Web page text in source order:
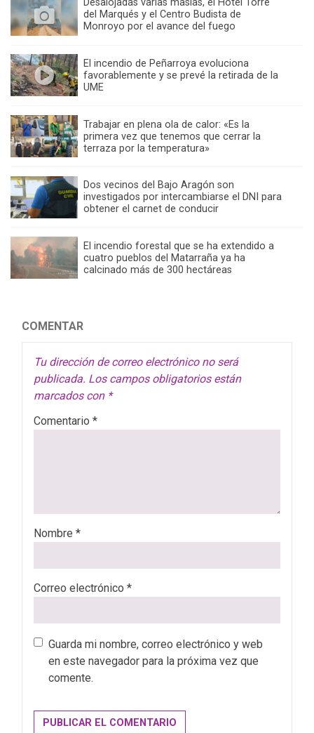
Desalojadas varias masías, el Hotel Torre
del Marqués y el Centro Budista de
Monroyo por el avance del fuego
El incendio de Peñarroya evoluciona
favorablemente y se prevé la retirada de la
UME
Trabajar en plena ola de calor: «Es la
primera vez que tenemos que cerrar la
terraza por la temperatura»
Dos vecinos del Bajo Aragón son
investigados por intercambiarse el DNI para
obtener el carnet de conducir
El incendio forestal que se ha extendido a
cuatro pueblos del Matarraña ya ha
calcinado más de 300 hectáreas
COMENTAR
Tu dirección de correo electrónico no será
publicada. Los campos obligatorios están
marcados con *
Comentario *
Nombre *
Correo electrónico *
Guarda mi nombre, correo electrónico y web
en este navegador para la próxima vez que
comente.